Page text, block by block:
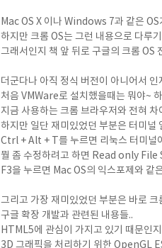
Mac OS X 이나 Windows 7과 같은
하지만 크롬 OS는 그런 내용으로 다루
그래서인지 책 앞 뒤로 구글의 크롬 OS
더군다나 아직 정식 버전이 아니어서
처음 VMWare로 설치했을때는 뭐야~
지금 사용하는 크롬 브라우저와 전혀 차
하지만 일단 재미있었던 부분은 터미널
Ctrl + Alt + T를 누르면 리눅스 터미널
뭘 좀 수정하려고 하면 Read only File
F3을 누르면 Mac OS의 익스포제와 같
그리고 가장 재미있었던 부분은 바로
구글 확장 개발과 관련된 내용들..
HTML5에 관심이 가지고 있기 때문인
3D 그래픽을 처리하기 위한 OpenGL